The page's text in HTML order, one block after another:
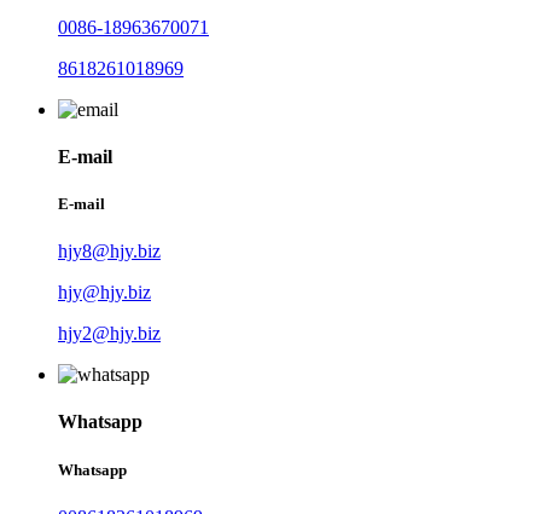
0086-18963670071
8618261018969
E-mail
E-mail
hjy8@hjy.biz
hjy@hjy.biz
hjy2@hjy.biz
Whatsapp
Whatsapp